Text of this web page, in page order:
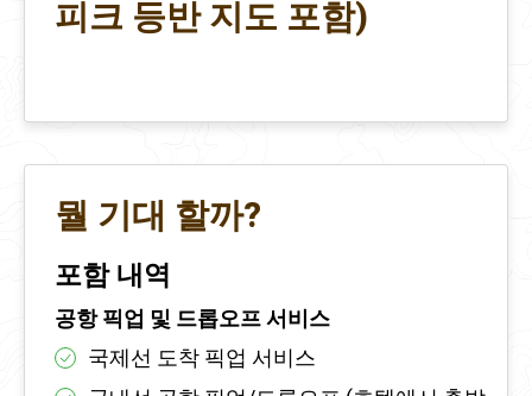
피크 등반 지도 포함)
뭘 기대 할까?
포함 내역
공항 픽업 및 드롭오프 서비스
국제선 도착 픽업 서비스